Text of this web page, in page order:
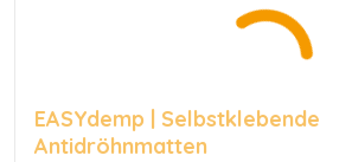
EASYdemp | Selbstklebende
Antidröhnmatten